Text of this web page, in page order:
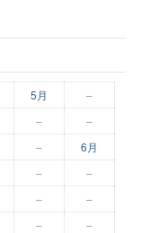
5月
–
– –
–
6月
– –
–
–
– –